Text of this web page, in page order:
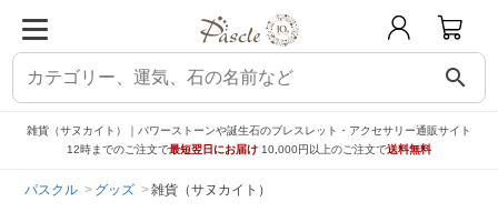
search
雑貨（サヌカイト）｜パワーストーンや誕生石のブレスレット・アクセサリー通販サイト
12時までのご注文で最短翌日にお届け 10,000円以上のご注文で送料無料
パスクル グッズ 雑貨（サヌカイト）